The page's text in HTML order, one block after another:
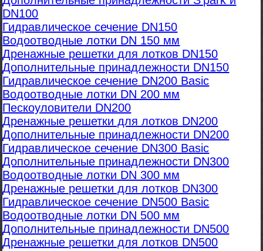
DN100
Гидравлическое сечение DN150
Водоотводные лотки DN 150 мм
Дренажные решетки для лотков DN150
Дополнительные принадлежности DN150
Гидравлическое сечение DN200 Basic
Водоотводные лотки DN 200 мм
Пескоуловители DN200
Дренажные решетки для лотков DN200
Дополнительные принадлежности DN200
Гидравлическое сечение DN300 Basic
Дополнительные принадлежности DN300
Водоотводные лотки DN 300 мм
Дренажные решетки для лотков DN300
Гидравлическое сечение DN500 Basic
Водоотводные лотки DN 500 мм
Дополнительные принадлежности DN500
Дренажные решетки для лотков DN500